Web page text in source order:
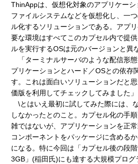
ThinAppは、仮想化対象のアプリケーシ
ファイルシステムなどを仮想化し、一
ル化するソリューションである。アプ
要な環境はすべてこのカプセル内で提
ルを実行するOSは元のバージョンと異
「ターミナルサーバのような配信形
プリケーションとハード／OSとの依存
す。これは面白いソリューションだと
価版を利用してチェックしてみました」
\とはいえ最初に試してみた際には、
しなかったとのこと。カプセル化の手
雑ではないが、アプリケーションを正
コンポーネントをパッケージに含める
になる。特に今回は「カプセル後の段
3GB」(稲田氏)にも達する大規模プログ